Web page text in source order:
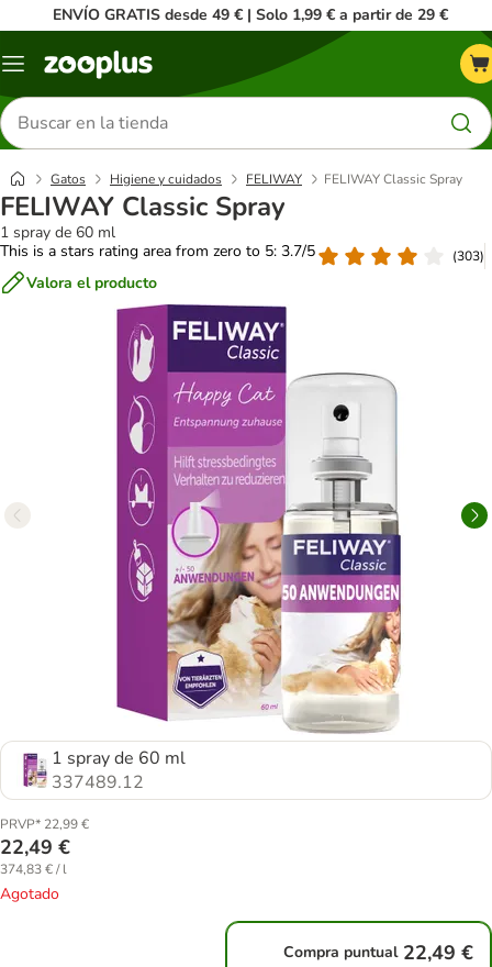
ENVÍO GRATIS desde 49 € | Solo 1,99 € a partir de 29 €
Menú
Buscar
productos
Gatos Higiene y cuidados FELIWAY FELIWAY Classic Spray
FELIWAY Classic Spray
1 spray de 60 ml
This is a stars rating area from zero to 5: 3.7/5
(303)
Valora el producto
1 spray de 60 ml
337489.12
PRVP* 22,99 €
22,49 €
374,83 € / l
Agotado
Compra puntual 22,49 €